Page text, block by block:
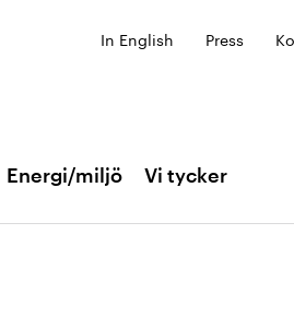
In English Press
Energi/miljö Vi tycker